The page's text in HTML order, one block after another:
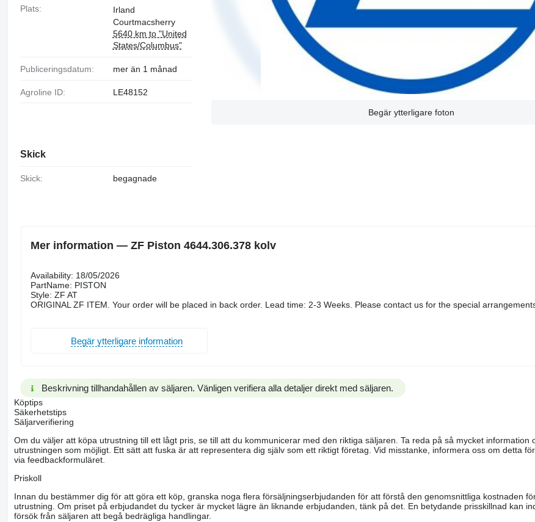
Begär ytterligare foton
Plats:
Irland
Courtmacsherry
5640 km to "United
States/Columbus"
Publiceringsdatum: mer än 1 månad
Agroline ID: LE48152
Skick
Skick: begagnade
Mer information — ZF Piston 4644.306.378 kolv
Availability: 18/05/2026
PartName: PISTON
Style: ZF AT
ORIGINAL ZF ITEM. Your order will be placed in back order. Lead time: 2-3 Weeks. Please contact us for the special
Begär ytterligare information
Beskrivning tillhandahållen av säljaren. Vänligen verifiera alla detaljer direkt med säljaren.
Köptips
Säkerhetstips
Säljarverifiering
Om du väljer att köpa utrustning till ett lågt pris, se till att du kommunicerar med den riktiga säljaren. Ta reda på så mycket information
utrustningen som möjligt. Ett sätt att fuska är att representera dig själv som ett riktigt företag. Vid misstanke, informera oss om detta
via feedbackformuläret.
Priskoll
Innan du bestämmer dig för att göra ett köp, granska noga flera försäljningserbjudanden för att förstå den genomsnittliga kostnaden
utrustning. Om priset på erbjudandet du tycker är mycket lägre än liknande erbjudanden, tänk på det. En betydande prisskillnad kan
försök från säljaren att begå bedrägliga handlingar.